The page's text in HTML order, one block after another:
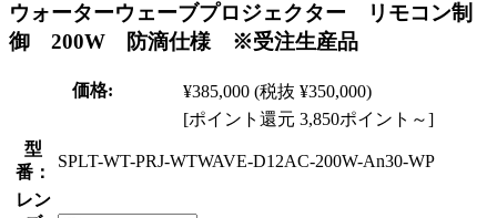
ウォーターウェーブプロジェクター リモコン制
御 200W 防滴仕様 ※受注生産品
価格: ¥385,000 (税抜 ¥350,000)
[ポイント還元 3,850ポイント～]
型
番：
SPLT-WT-PRJ-WTWAVE-D12AC-200W-An30-WP
レン